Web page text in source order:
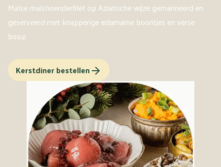
Malse maishoenderfilet op Aziatische wijze gemarineerd en
geserveerd met knapperige edamame boontjes en verse
bosui.
Kerstdiner bestellen